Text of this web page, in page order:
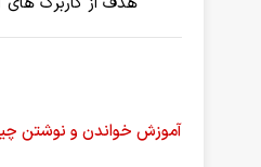
آموزش خواندن و نوشتن